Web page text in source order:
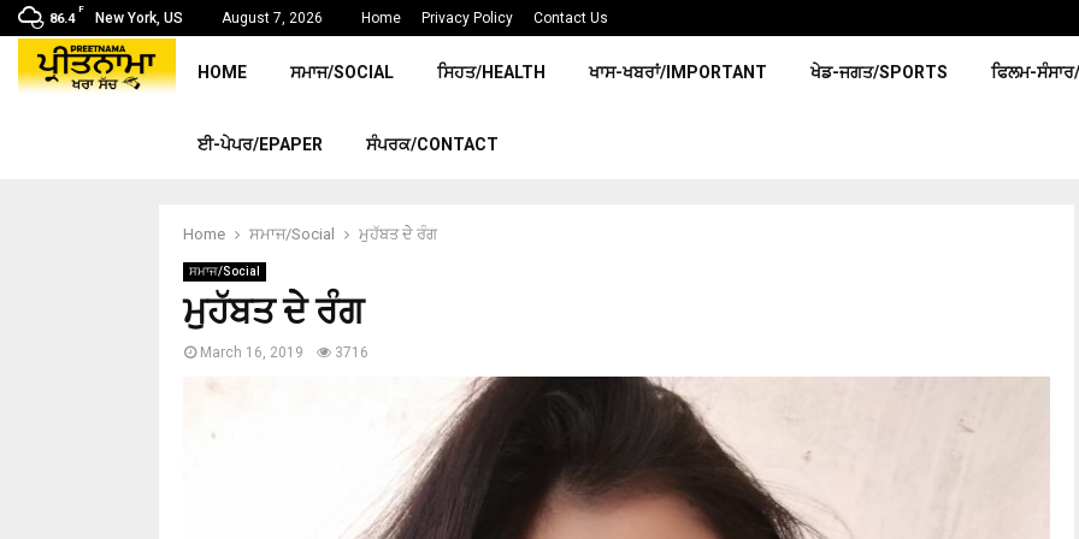
86.4
F
New York, US August 7, 2026 Home Privacy Policy Contact Us
HOME ਸਮਾਜ/SOCIAL ਸਿਹਤ/HEALTH ਖਾਸ-ਖਬਰਾਂ/IMPORTANT ਖੇਡ-ਜਗਤ/SPORTS ਫਿਲਮ-
ਈ-ਪੇਪਰ/EPAPER ਸੰਪਰਕ/CONTACT
Home ਸਮਾਜ/Social ਮੁਹੱਬਤ ਦੇੇ ਰੰਗ
ਸਮਾਜ/Social
ਮੁਹੱਬਤ ਦੇੇ ਰੰਗ
March 16, 2019 3716